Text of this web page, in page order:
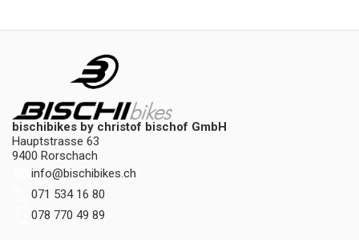
bischibikes by christof bischof GmbH
Hauptstrasse 63
9400 Rorschach
info@bischibikes.ch
071 534 16 80
078 770 49 89